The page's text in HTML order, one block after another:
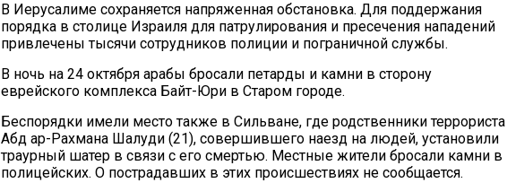
В Иерусалиме сохраняется напряженная обстановка. Для поддержания
порядка в столице Израиля для патрулирования и пресечения нападений
привлечены тысячи сотрудников полиции и пограничной службы.
В ночь на 24 октября арабы бросали петарды и камни в сторону
еврейского комплекса Байт-Юри в Старом городе.
Беспорядки имели место также в Сильване, где родственники террориста
Абд ар-Рахмана Шалуди (21), совершившего наезд на людей, установили
траурный шатер в связи с его смертью. Местные жители бросали камни в
полицейских. О пострадавших в этих происшествиях не сообщается.